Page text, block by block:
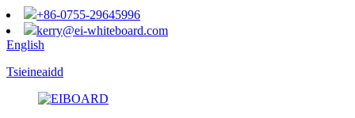
+86-0755-29645996
kerry@ei-whiteboard.com
English
Tsieineaidd